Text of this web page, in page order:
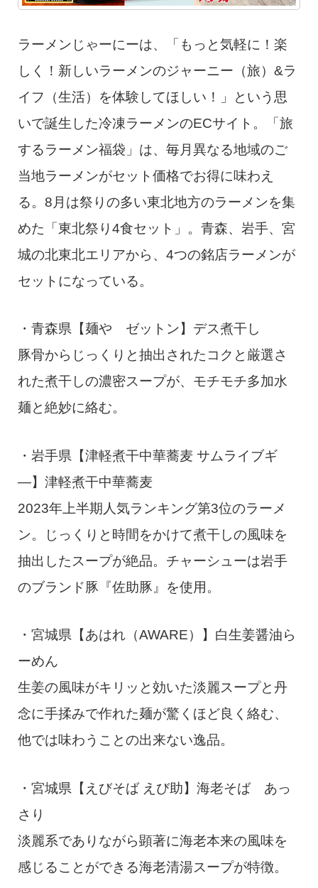
ラーメンじゃーにーは、「もっと気軽に！楽
しく！新しいラーメンのジャーニー（旅）&ラ
イフ（生活）を体験してほしい！」という思
いで誕生した冷凍ラーメンのECサイト。「旅
するラーメン福袋」は、毎月異なる地域のご
当地ラーメンがセット価格でお得に味わえ
る。8月は祭りの多い東北地方のラーメンを集
めた「東北祭り4食セット」。青森、岩手、宮
城の北東北エリアから、4つの銘店ラーメンが
セットになっている。
・青森県【麺や ゼットン】デス煮干し
豚骨からじっくりと抽出されたコクと厳選さ
れた煮干しの濃密スープが、モチモチ多加水
麺と絶妙に絡む。
・岩手県【津軽煮干中華蕎麦 サムライブギ
―】津軽煮干中華蕎麦
2023年上半期人気ランキング第3位のラーメ
ン。じっくりと時間をかけて煮干しの風味を
抽出したスープが絶品。チャーシューは岩手
のブランド豚『佐助豚』を使用。
・宮城県【あはれ（AWARE）】白生姜醤油ら
ーめん
生姜の風味がキリッと効いた淡麗スープと丹
念に手揉みで作れた麺が驚くほど良く絡む、
他では味わうことの出来ない逸品。
・宮城県【えびそば えび助】海老そば あっ
さり
淡麗系でありながら顕著に海老本来の風味を
感じることができる海老清湯スープが特徴。